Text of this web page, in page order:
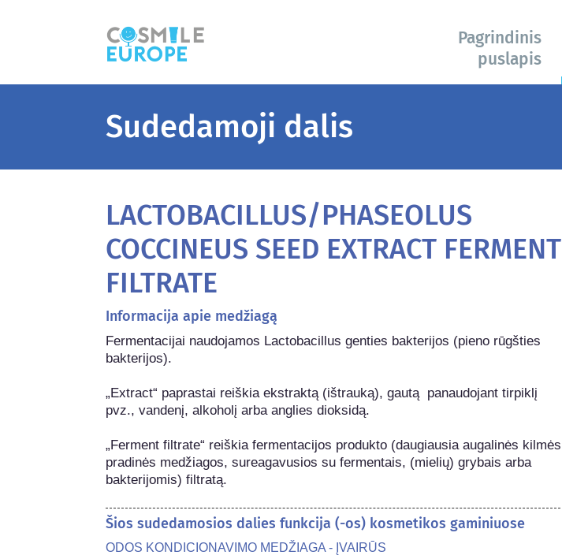
Pagrindinis
puslapis
Sudedamoji dalis
LACTOBACILLUS/PHASEOLUS
COCCINEUS SEED EXTRACT FERMENT
FILTRATE
Informacija apie medžiagą
Fermentacijai naudojamos Lactobacillus genties bakterijos (pieno rūgšties
bakterijos).
„Extract“ paprastai reiškia ekstraktą (ištrauką), gautą  panaudojant tirpiklį
pvz., vandenį, alkoholį arba anglies dioksidą.
„Ferment filtrate“ reiškia fermentacijos produkto (daugiausia augalinės kilmės
pradinės medžiagos, sureagavusios su fermentais, (mielių) grybais arba
bakterijomis) filtratą.
Šios sudedamosios dalies funkcija (-os) kosmetikos gaminiuose
ODOS KONDICIONAVIMO MEDŽIAGA - ĮVAIRŪS